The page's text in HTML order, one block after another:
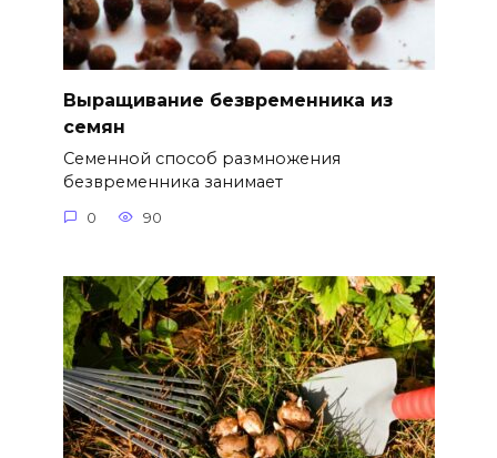
Выращивание безвременника из
семян
Семенной способ размножения
безвременника занимает
0 90